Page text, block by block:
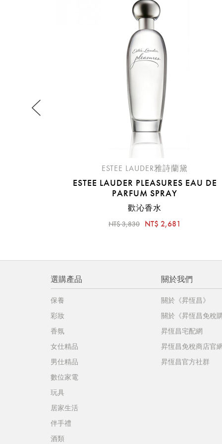
ESTEE LAUDER雅詩蘭黛
ESTEE LAUDER PLEASURES EAU DE
PARFUM SPRAY
歡沁香水
NT$ 3,830 NT$ 2,681
選購產品
保養
彩妝
香氛
女仕精品
男仕精品
數位家電
玩具
居家生活
伴手禮
酒類
關於我們
關於《昇恆昌》
關於《昇恆昌免稅
昇恆昌宅配網
昇恆昌免稅商店官
昇恆昌官方社群